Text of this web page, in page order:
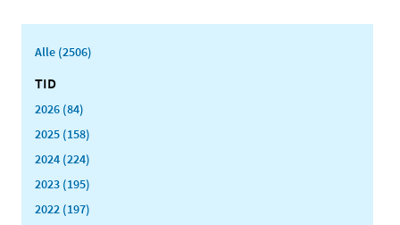
Alle (2506)
TID
2026 (84)
2025 (158)
2024 (224)
2023 (195)
2022 (197)